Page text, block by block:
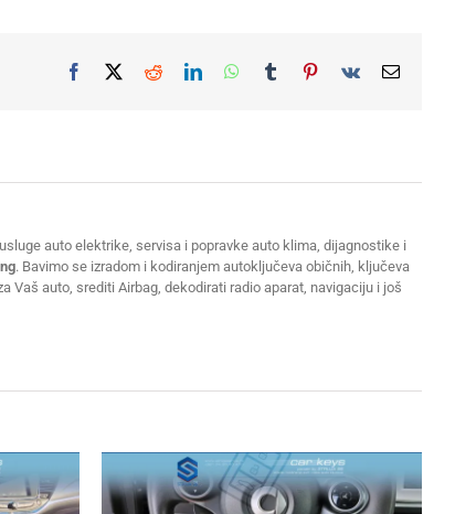
Facebook RedditLinkedInWhatsApp
Tumblr Pinterest
Vk Email
auto elektrike, servisa i popravke auto klima, dijagnostike i
. Bavimo se izradom i kodiranjem autoključeva običnih, ključeva
Vaš auto, srediti Airbag, dekodirati radio aparat, navigaciju i još